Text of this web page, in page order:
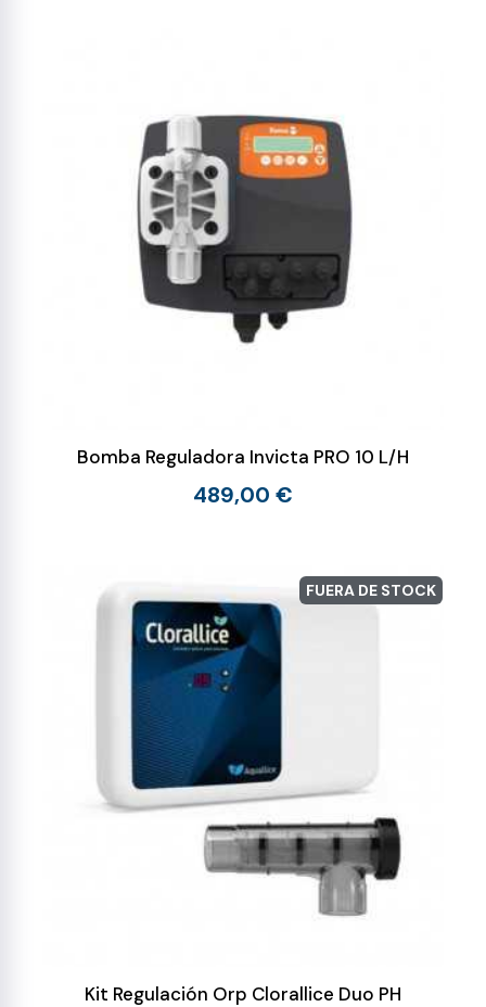
Bomba Reguladora Invicta PRO 10 L/H
489,00 €
FUERA DE STOCK
Kit Regulación Orp Clorallice Duo PH